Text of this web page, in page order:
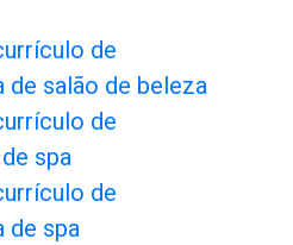
de
salão de beleza
de
spa
de
de spa